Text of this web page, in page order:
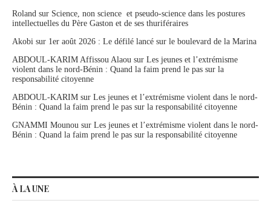
Roland sur Science, non science et pseudo-science dans les postures
intellectuelles du Père Gaston et de ses thuriféraires
Akobi sur 1er août 2026 : Le défilé lancé sur le boulevard de la Marina
ABDOUL-KARIM Affissou Alaou sur Les jeunes et l’extrémisme
violent dans le nord-Bénin : Quand la faim prend le pas sur la
responsabilité citoyenne
ABDOUL-KARIM sur Les jeunes et l’extrémisme violent dans le nord-
Bénin : Quand la faim prend le pas sur la responsabilité citoyenne
GNAMMI Mounou sur Les jeunes et l’extrémisme violent dans le nord-
Bénin : Quand la faim prend le pas sur la responsabilité citoyenne
À LA UNE